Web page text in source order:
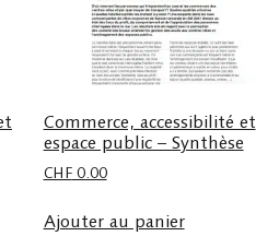
Commerce, accessibilité et
espace public – Synthèse
CHF0.00
Ajouter au panier